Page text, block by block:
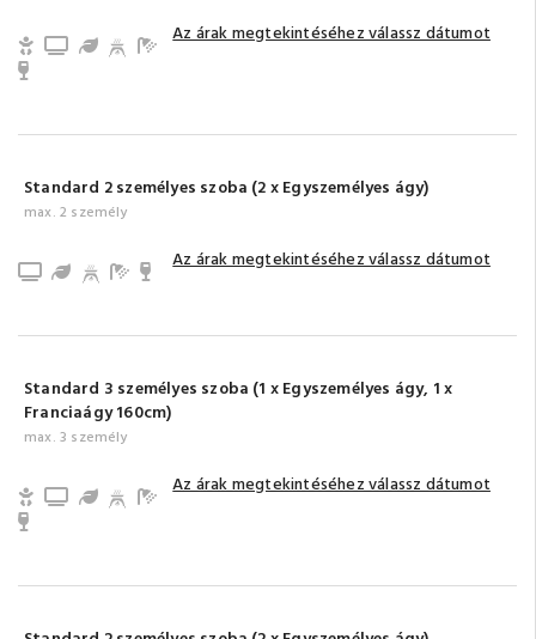
Gyerek- és bababarát
TV Kert / Udvar / Zöld udvar
Fürdőszoba tusolóval (saját)
Az árak megtekintéséhez válassz dátumot
Standard 2 személyes szoba (2 x Egyszemélyes ágy)
max. 2 személy
TV Kert / Udvar / Zöld udvar
Fürdőszoba tusolóval (saját)
Minibar
Az árak megtekintéséhez válassz dátumot
Standard 3 személyes szoba (1 x Egyszemélyes ágy, 1 x
Franciaágy 160cm)
max. 3 személy
Gyerek- és bababarát
TV Kert / Udvar / Zöld udvar
Fürdőszoba tusolóval (saját)
Az árak megtekintéséhez válassz dátumot